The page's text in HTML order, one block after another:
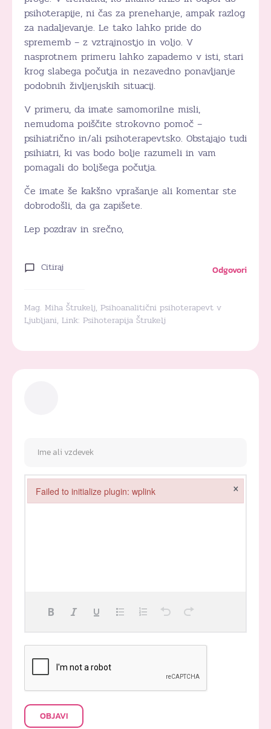
psihoterapije, ni čas za prenehanje, ampak razlog
za nadaljevanje. Le tako lahko pride do
sprememb – z vztrajnostjo in voljo. V
nasprotnem primeru lahko zapademo v isti, stari
krog slabega počutja in nezavedno ponavljanje
podobnih življenjskih situacij.
V primeru, da imate samomorilne misli,
nemudoma poiščite strokovno pomoč –
psihiatrično in/ali psihoterapevtsko. Obstajajo tudi
psihiatri, ki vas bodo bolje razumeli in vam
pomagali do boljšega počutja.
Če imate še kakšno vprašanje ali komentar ste
dobrodošli, da ga zapišete.
Lep pozdrav in srečno,
Citiraj Odgovori
Mag. Miha Štrukelj, Psihoanalitični psihoterapevt v
Ljubljani, Link: Psihoterapija Štrukelj
OBJAVI
Failed to initialize plugin: wplink ×
Failed to initialize plugin: wplink